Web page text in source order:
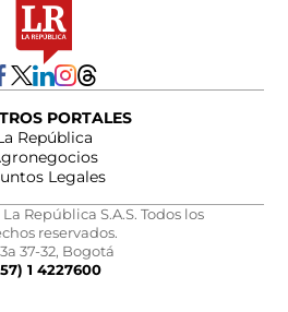
PORTALES
República
Legales
República S.A.S. Todos los
reservados.
37-32, Bogotá
1 4227600